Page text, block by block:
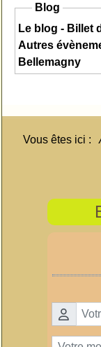
Blog
Le blog - Billet
Autres
Bellemagny
Vous êtes ici :